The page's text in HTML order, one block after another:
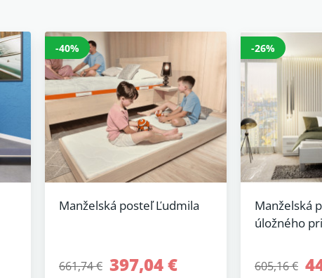
-40%
Manželská posteľ Ľudmila
661,74 € 397,04 €
-26%
Manželská
úložného
605,16 €